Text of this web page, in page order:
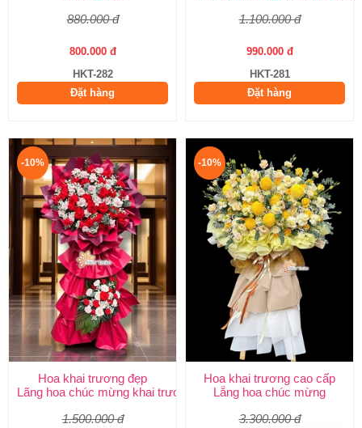
880.000 đ
800.000 đ
HKT-282
Đặt hàng
1.100.000 đ
990.000 đ
HKT-281
Đặt hàng
-10%
Hoa khai trương đẹp
Lãng hoa chúc mừng khai trương
1.500.000 đ
-10%
Hoa khai trương cao cấp
Lẵng hoa chúc mừng
3.300.000 đ